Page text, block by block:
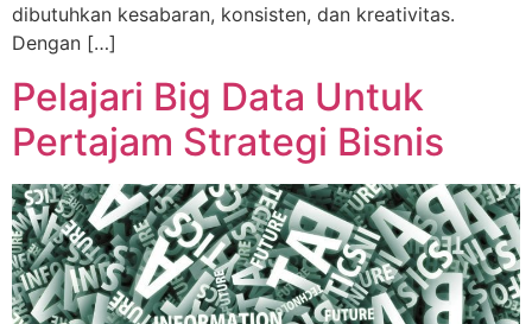
dibutuhkan kesabaran, konsisten, dan kreativitas.
Dengan […]
Pelajari Big Data Untuk
Pertajam Strategi Bisnis